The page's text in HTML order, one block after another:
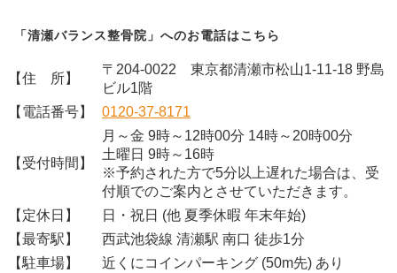
「清瀬バランス整骨院」へのお電話はこちら
【住 所】
〒204-0022 東京都清瀬市松山1-11-18 野島
ビル1階
【電話番号】
0120-37-8171
【受付時間】
月～金 9時～12時00分 14時～20時00分
土曜日 9時～16時
※予約された方で5分以上遅れた場合は、受
付順でのご案内とさせていただきます。
【定休日】
日・祝日 (他 夏季休暇 年末年始)
【最寄駅】
西武池袋線 清瀬駅 南口 徒歩1分
【駐車場】
近くにコインパーキング (50m先) あり